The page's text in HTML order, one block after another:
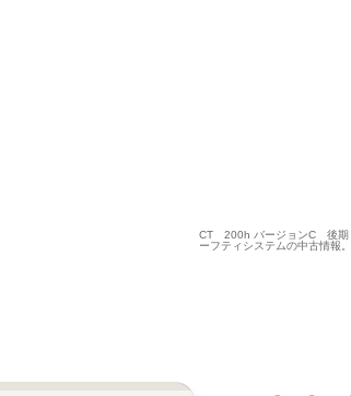
CT 200h バージョンC 後期・
ーフティシステムの中古情報